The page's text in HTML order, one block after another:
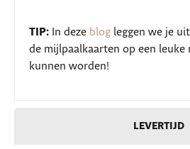
LEVERTIJD
TIP: In deze blogleggen we je
de mijlpaalkaarten op een
kunnen worden!